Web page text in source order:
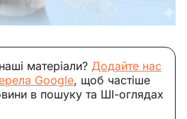
матеріали? Додайте нас
Google, щоб частіше
в пошуку та ШІ-оглядах